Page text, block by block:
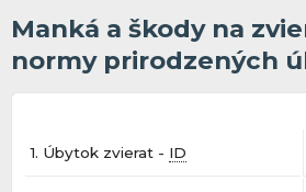
Manká a škody na
normy prirodzených
1. Úbytok zvierat - ID